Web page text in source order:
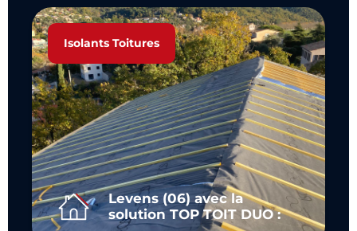
Isolants Toitures
Levens (06) avec la
solution TOP TOIT DUO :